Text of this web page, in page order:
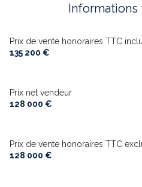
Informations
Prix de vente honoraires TTC
135 200 €
Prix net vendeur
128 000 €
Prix de vente honoraires TTC
128 000 €